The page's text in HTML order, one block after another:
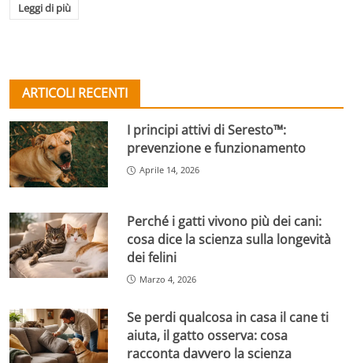
Leggi di più
ARTICOLI RECENTI
I principi attivi di Seresto™:
prevenzione e funzionamento
Aprile 14, 2026
Perché i gatti vivono più dei cani:
cosa dice la scienza sulla longevità
dei felini
Marzo 4, 2026
Se perdi qualcosa in casa il cane ti
aiuta, il gatto osserva: cosa
racconta davvero la scienza